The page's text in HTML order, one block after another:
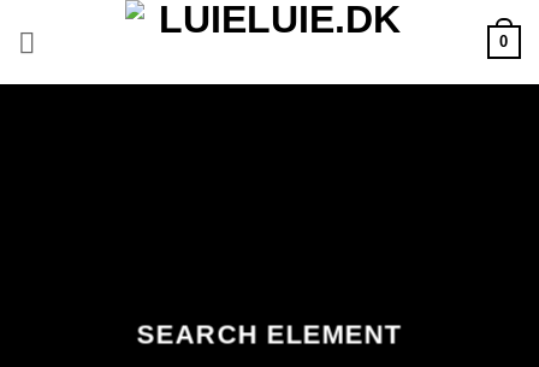
0
SEARCH ELEMENT